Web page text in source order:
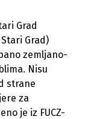
Grad
Grad)
zemljano-
Nisu
strane
za
je iz FUCZ-